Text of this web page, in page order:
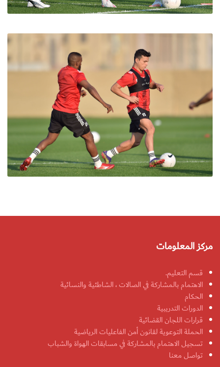
مركز المعلومات
قسم التعليم.
الاهتمام بالمشاركة في الصالات ، الشاطئية والنسائية
الحكام
الدورات التدريبية
قرارات اللجان القضائية
الحملة التوعوية لقانون أمن الفاعليات الرياضية
تسجيل الاهتمام بالمشاركة في مسابقات الهواة والشباب
تواصل معنا